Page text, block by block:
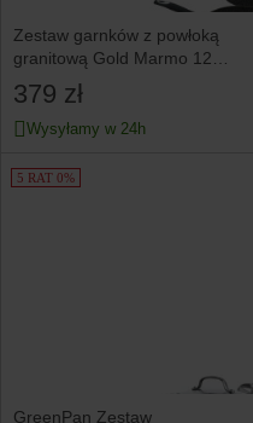
Zestaw garnków z powłoką
granitową Gold Marmo 12
elementów KLAUSBERG
379 zł
Wysyłamy w 24h
5 RAT 0%
GreenPan Zestaw